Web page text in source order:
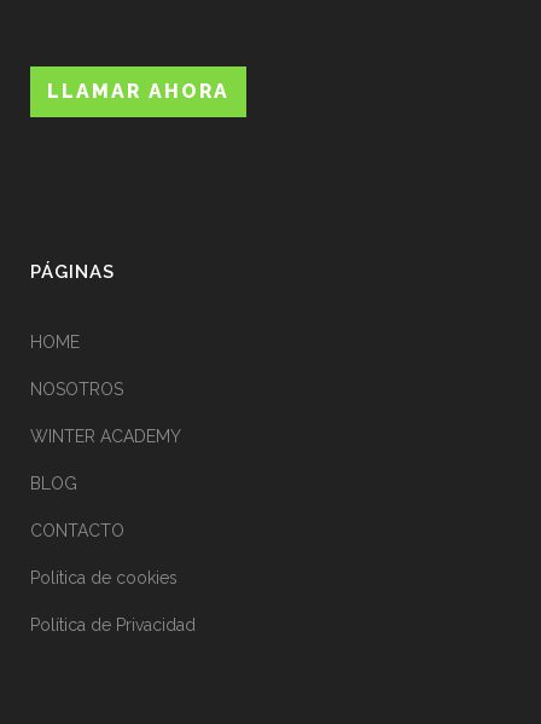
LLAMAR AHORA
PÁGINAS
HOME
NOSOTROS
WINTER ACADEMY
BLOG
CONTACTO
Política de cookies
Política de Privacidad